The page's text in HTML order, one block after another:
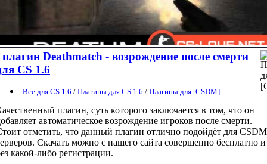
плагин Deathmatch - возрождение после смерти
CS 1.6
Все для CS 1.6 / Плагины для CS 1.6 / Плагины для [CSDM]
плагин, суть которого заключается в том, что он
автоматическое возрождение игроков после смерти.
отметить, что данный плагин отлично подойдёт для CSDM
Скачать можно с нашего сайта совершенно бесплатно и
какой-либо регистрации.